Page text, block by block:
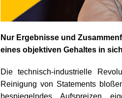
Nur Ergebnisse und
eines objektiven Gehaltes in
Die technisch-industrielle
Reinigung von Statements
bespiegelndes Aufspreizen